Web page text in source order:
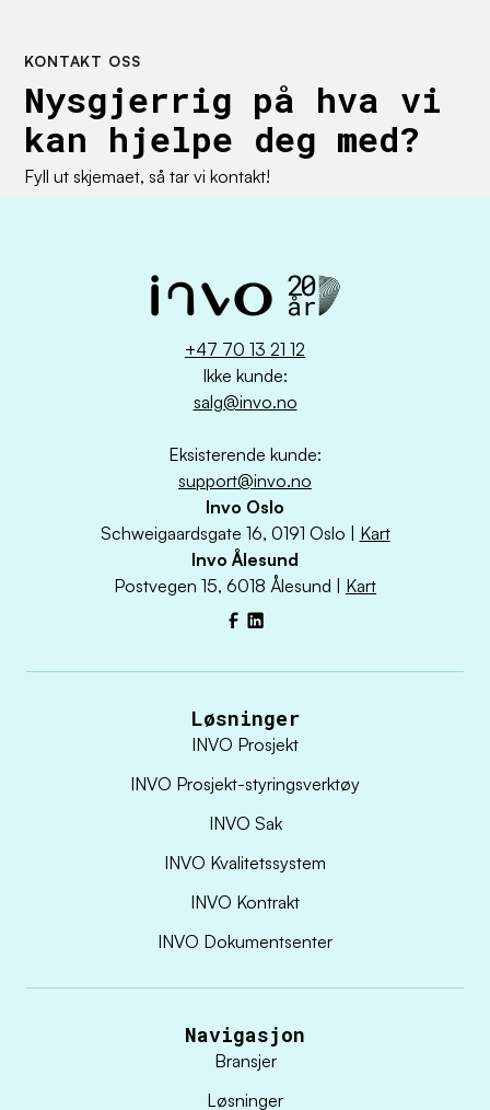
KONTAKT OSS
Nysgjerrig på hva vi
kan hjelpe deg med?
Fyll ut skjemaet, så tar vi kontakt!
+47 70 13 21 12
Ikke kunde:
salg@invo.no
Eksisterende kunde:
support@invo.no
Invo Oslo
Schweigaardsgate 16, 0191 Oslo | Kart
Invo Ålesund
Postvegen 15, 6018 Ålesund | Kart
Facebook
LinkedIn
Løsninger
INVO Prosjekt
INVO Prosjekt-styringsverktøy
INVO Sak
INVO Kvalitetssystem
INVO Kontrakt
INVO Dokumentsenter
Navigasjon
Bransjer
Løsninger